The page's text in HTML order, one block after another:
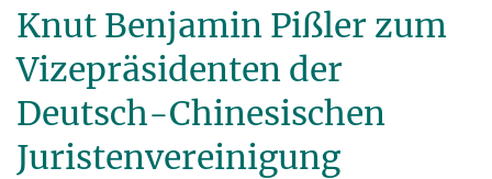
Knut Benjamin Pißler zum
Vizepräsidenten der
Deutsch-Chinesischen
Juristenvereinigung